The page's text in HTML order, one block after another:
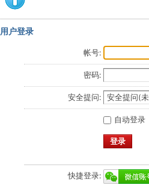
用户登录
帐号:
密码:
安全提问:
自动登录
登录
快捷登录: